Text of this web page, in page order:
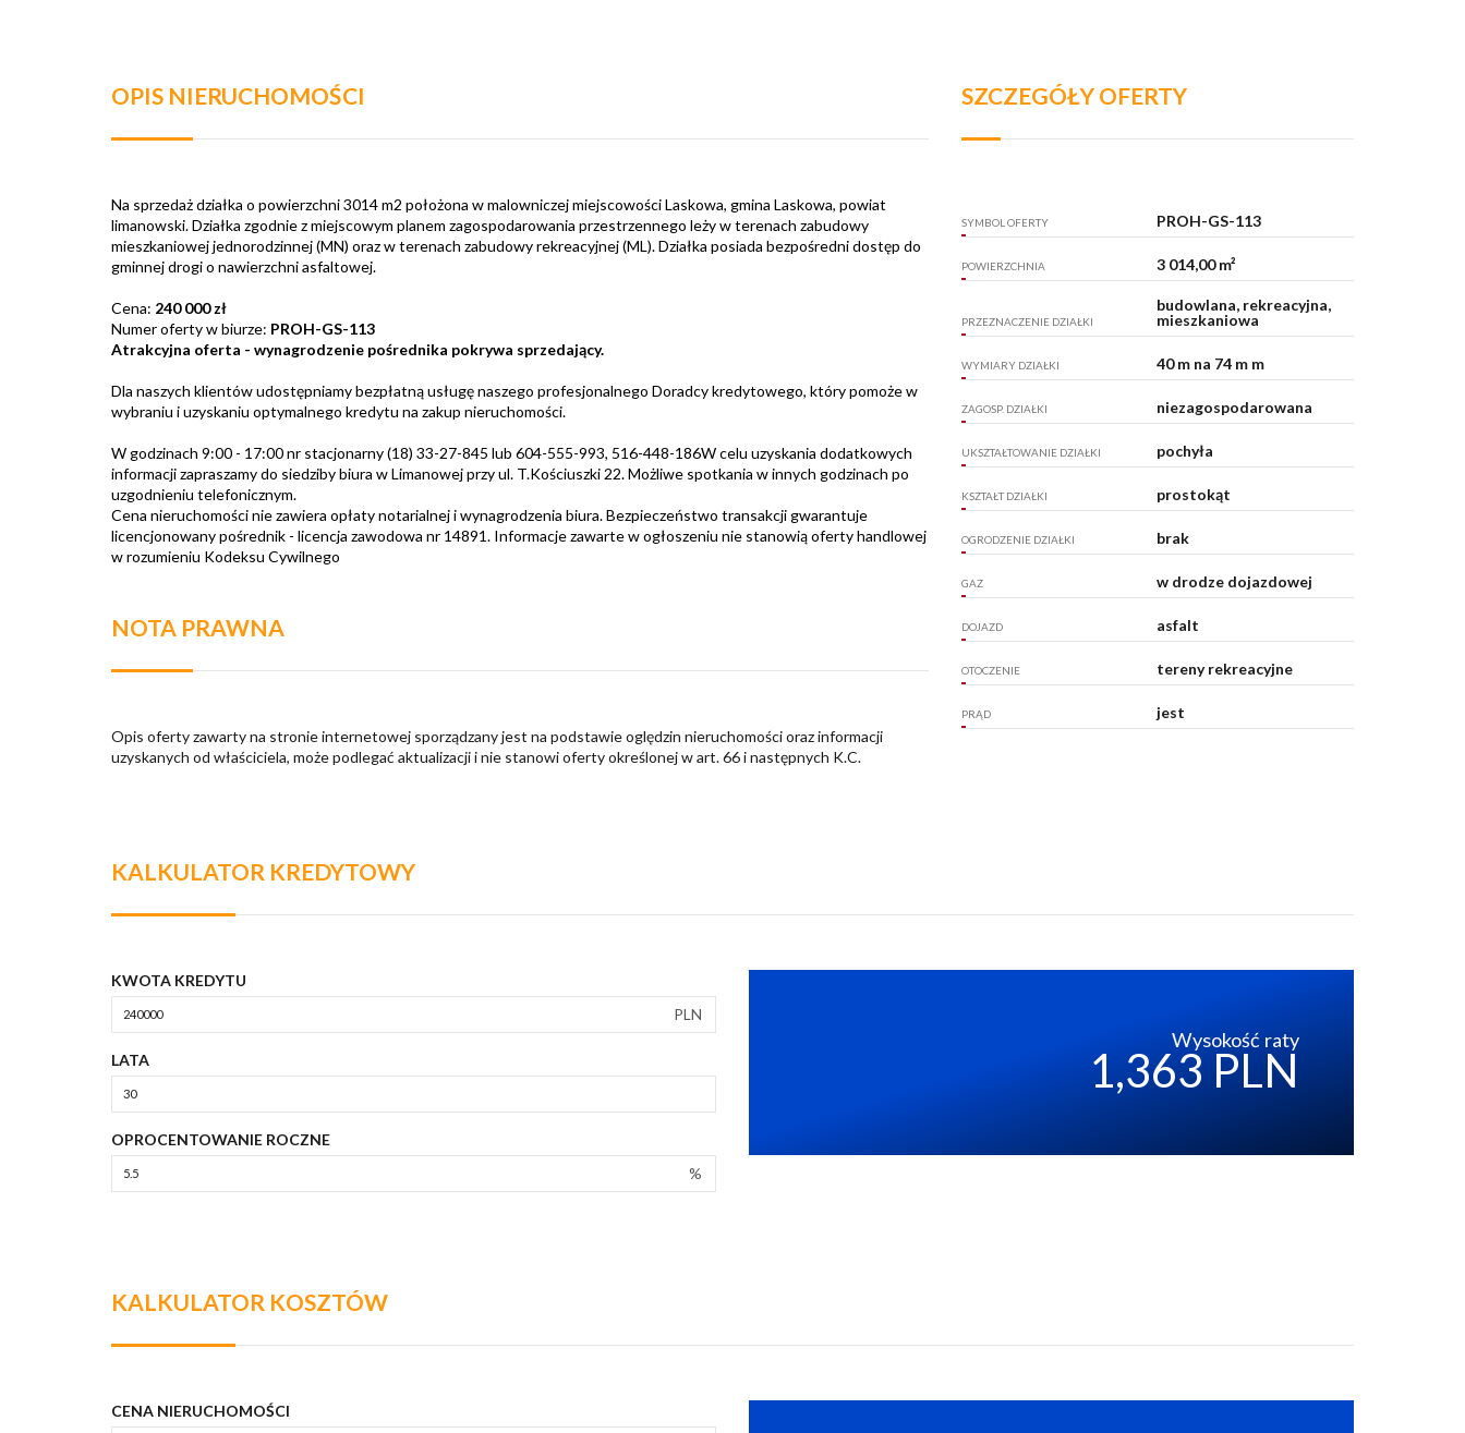
OPIS NIERUCHOMOŚCI
Na sprzedaż działka o powierzchni 3014 m2 położona w malowniczej miejscowości Laskowa, gmina Laskowa, powiat
limanowski. Działka zgodnie z miejscowym planem zagospodarowania przestrzennego leży w terenach zabudowy
mieszkaniowej jednorodzinnej (MN) oraz w terenach zabudowy rekreacyjnej (ML). Działka posiada bezpośredni dostęp do
gminnej drogi o nawierzchni asfaltowej.
Cena: 240 000 zł
Numer oferty w biurze: PROH-GS-113
Atrakcyjna oferta - wynagrodzenie pośrednika pokrywa sprzedający.
Dla naszych klientów udostępniamy bezpłatną usługę naszego profesjonalnego Doradcy kredytowego, który pomoże w
wybraniu i uzyskaniu optymalnego kredytu na zakup nieruchomości.
W godzinach 9:00 - 17:00 nr stacjonarny (18) 33-27-845 lub 604-555-993, 516-448-186W celu uzyskania dodatkowych
informacji zapraszamy do siedziby biura w Limanowej przy ul. T.Kościuszki 22. Możliwe spotkania w innych godzinach po
uzgodnieniu telefonicznym.
Cena nieruchomości nie zawiera opłaty notarialnej i wynagrodzenia biura. Bezpieczeństwo transakcji gwarantuje
licencjonowany pośrednik - licencja zawodowa nr 14891. Informacje zawarte w ogłoszeniu nie stanowią oferty handlowej
w rozumieniu Kodeksu Cywilnego
NOTA PRAWNA
Opis oferty zawarty na stronie internetowej sporządzany jest na podstawie oględzin nieruchomości oraz informacji
uzyskanych od właściciela, może podlegać aktualizacji i nie stanowi oferty określonej w art. 66 i następnych K.C.
SZCZEGÓŁY OFERTY
SYMBOL OFERTY PROH-GS-113
POWIERZCHNIA 3 014,00 m²
PRZEZNACZENIE DZIAŁKI
budowlana, rekreacyjna,
mieszkaniowa
WYMIARY DZIAŁKI 40 m na 74 m m
ZAGOSP. DZIAŁKI niezagospodarowana
UKSZTAŁTOWANIE DZIAŁKI pochyła
KSZTAŁT DZIAŁKI prostokąt
OGRODZENIE DZIAŁKI brak
GAZ w drodze dojazdowej
DOJAZD asfalt
OTOCZENIE tereny rekreacyjne
PRĄD jest
KALKULATOR KREDYTOWY
KWOTA KREDYTU
PLN
LATA
OPROCENTOWANIE ROCZNE
%
Wysokość raty
1,363 PLN
KALKULATOR KOSZTÓW
CENA NIERUCHOMOŚCI